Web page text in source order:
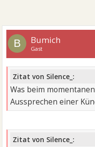
B Bumich
Gast
Zitat von Silence_:
Was beim
Aussprechen einer
Zitat von Silence_: